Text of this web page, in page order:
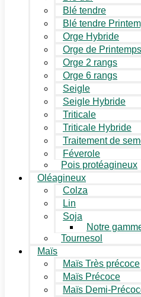
Blé tendre
Blé tendre
Orge Hybride
Orge de Printemps
Orge 2 rangs
Orge 6 rangs
Seigle
Seigle Hybride
Triticale
Triticale Hybride
Traitement de
Féverole
Pois protéagineux
Oléagineux
Colza
Lin
Soja
Notre
Tournesol
Maïs
Maïs Très précoce
Maïs Précoce
Maïs Demi-